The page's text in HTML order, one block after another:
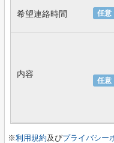
任意
希望連絡時間
任意
内容
※利用規約及びプライバシー